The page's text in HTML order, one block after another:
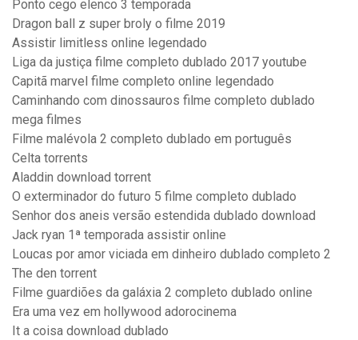
Ponto cego elenco 3 temporada
Dragon ball z super broly o filme 2019
Assistir limitless online legendado
Liga da justiça filme completo dublado 2017 youtube
Capitã marvel filme completo online legendado
Caminhando com dinossauros filme completo dublado
mega filmes
Filme malévola 2 completo dublado em português
Celta torrents
Aladdin download torrent
O exterminador do futuro 5 filme completo dublado
Senhor dos aneis versão estendida dublado download
Jack ryan 1ª temporada assistir online
Loucas por amor viciada em dinheiro dublado completo 2
The den torrent
Filme guardiões da galáxia 2 completo dublado online
Era uma vez em hollywood adorocinema
It a coisa download dublado